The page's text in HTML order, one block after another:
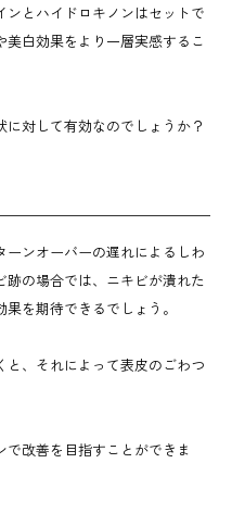
とハイドロキノンはセットで
白効果をより一層実感するこ
対して有効なのでしょうか？
ーンオーバーの遅れによるしわ
の場合では、ニキビが潰れた
を期待できるでしょう。
と、それによって表皮のごわつ
改善を目指すことができま